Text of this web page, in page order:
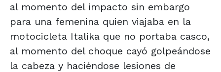
al momento del impacto sin embargo
para una femenina quien viajaba en la
motocicleta Italika que no portaba casco,
al momento del choque cayó golpeándose
la cabeza y haciéndose lesiones de